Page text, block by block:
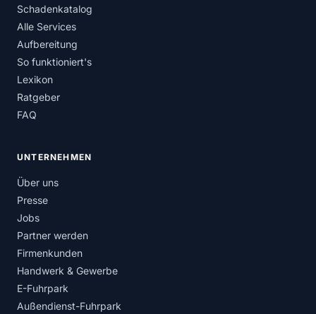
Schadenkatalog
Alle Services
Aufbereitung
So funktioniert's
Lexikon
Ratgeber
FAQ
UNTERNEHMEN
Über uns
Presse
Jobs
Partner werden
Firmenkunden
Handwerk & Gewerbe
E-Fuhrpark
Außendienst-Fuhrpark